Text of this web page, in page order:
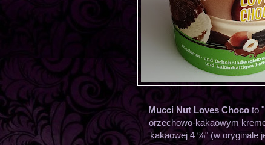
Mucci Nut Loves Choco to
orzechowo-kakaowym
kakaowej 4 %" (w oryginale